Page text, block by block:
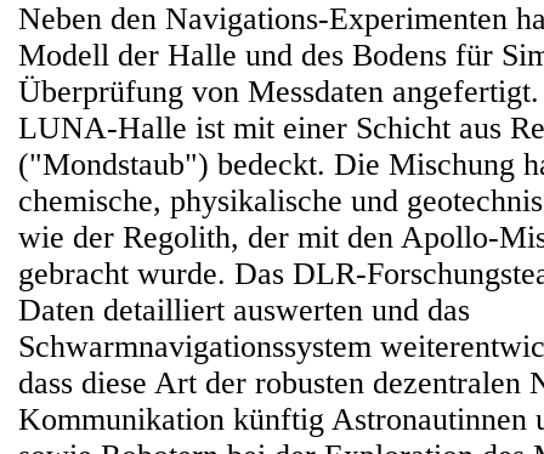
Neben den Navigations-Experimenten
Modell der Halle und des Bodens für
Überprüfung von Messdaten
LUNA-Halle ist mit einer Schicht aus
("Mondstaub") bedeckt. Die Mischung
chemische, physikalische und
wie der Regolith, der mit den Apollo-
gebracht wurde. Das DLR-
Daten detailliert auswerten und das
Schwarmnavigationssystem
dass diese Art der robusten dezentralen
Kommunikation künftig Astronautinnen